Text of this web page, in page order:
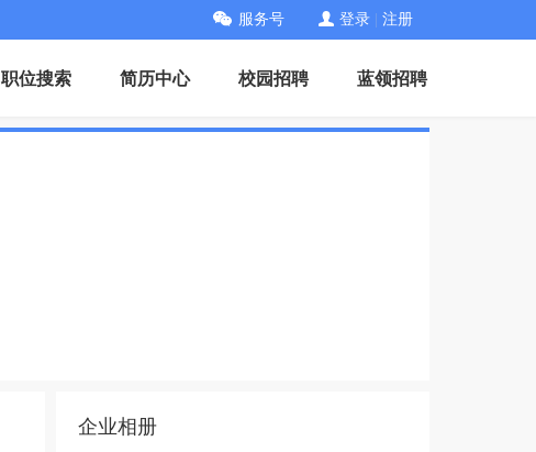
服务号 登录 注册
职位搜索 简历中心 校园招聘 蓝领招聘
企业相册